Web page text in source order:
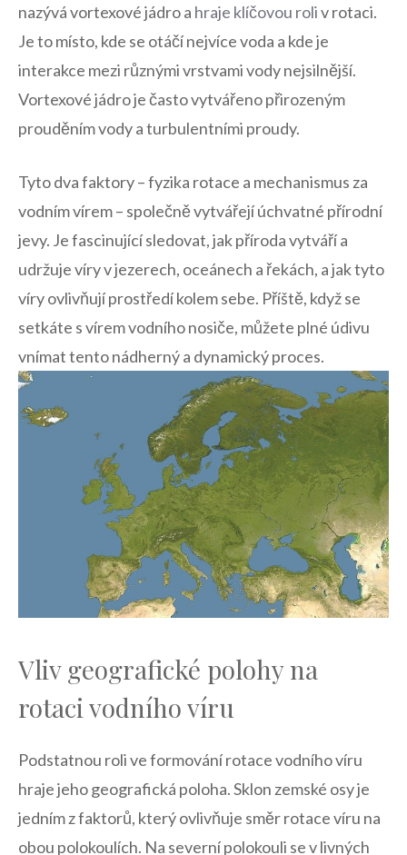
nazývá vortexové jádro a hraje klíčovou roliv rotaci.
Je to místo, kde se otáčí nejvíce voda a kde je
interakce mezi různými vrstvami vody nejsilnější.
Vortexové jádro je často vytvářeno přirozeným
prouděním vody a turbulentními proudy.
Tyto dva faktory – fyzika rotace a mechanismus za
vodním vírem – společně vytvářejí úchvatné přírodní
jevy. Je fascinující sledovat, jak příroda vytváří a
udržuje víry v jezerech, oceánech a řekách, a jak tyto
víry ovlivňují prostředí kolem sebe. Příště, když se
setkáte s vírem vodního nosiče, můžete plné údivu
vnímat tento nádherný a dynamický proces.
Vliv geografické polohy na
rotaci vodního víru
Podstatnou roli ve formování rotace vodního víru
hraje jeho geografická poloha. Sklon zemské osy je
jedním z faktorů, který ovlivňuje směr rotace víru na
obou polokoulích. Na severní polokouli se v livných